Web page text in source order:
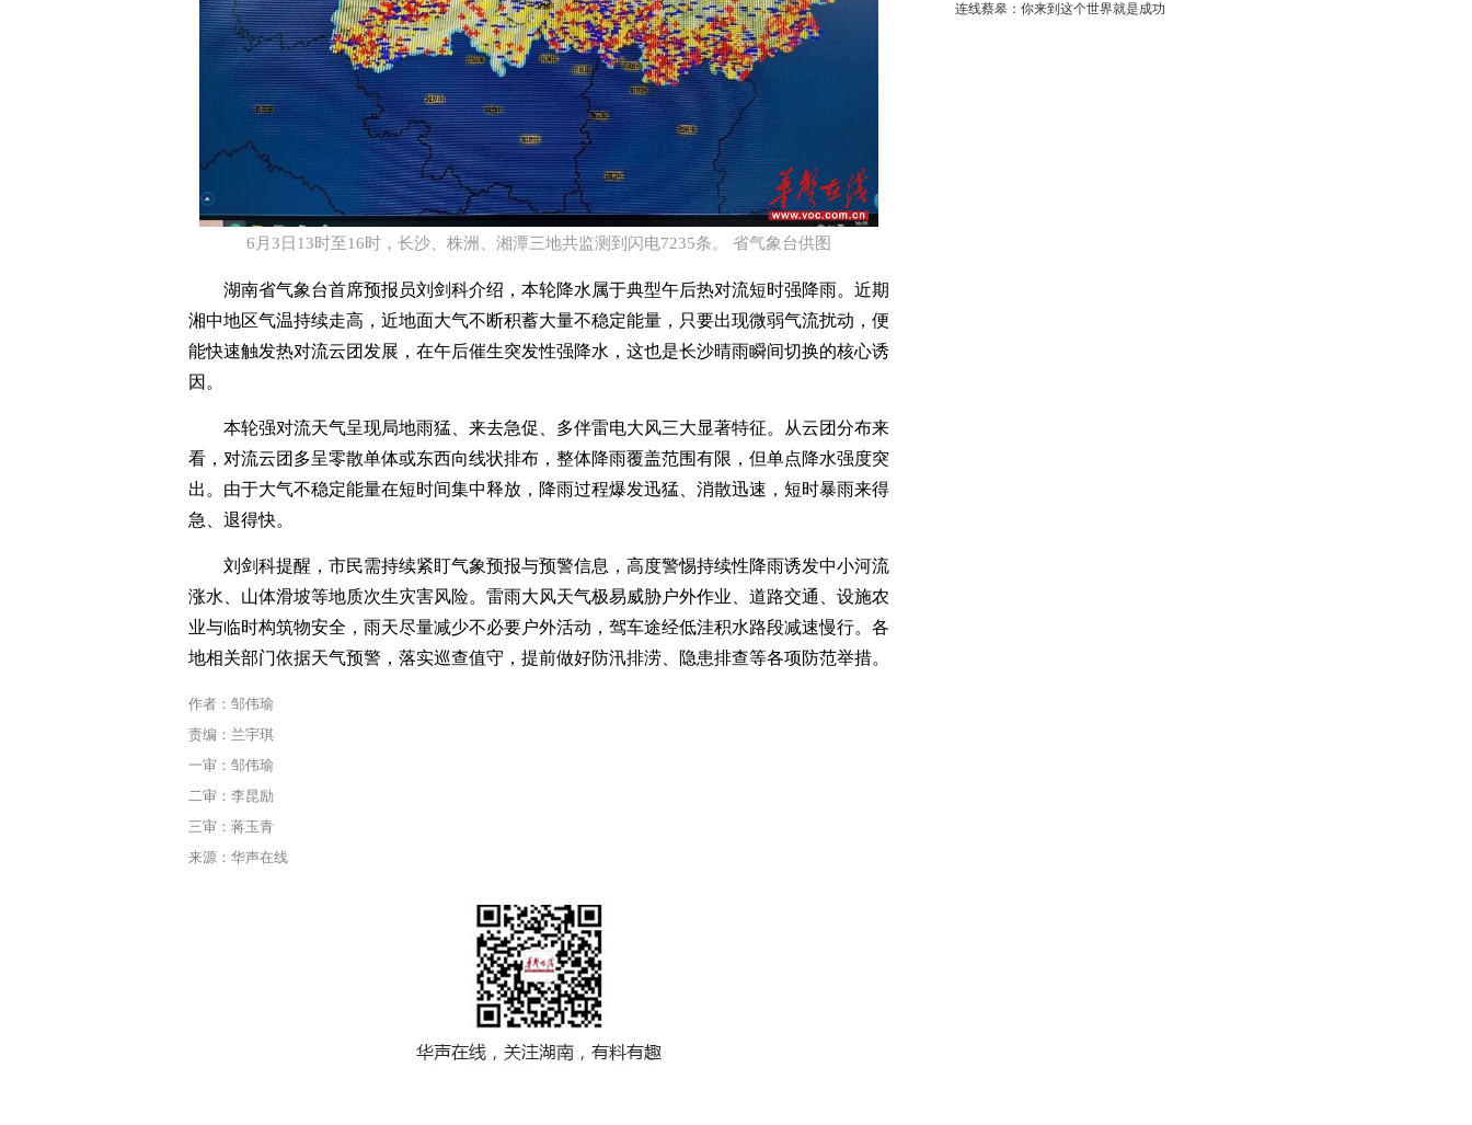
6月3日13时至16时，长沙、株洲、湘潭三地共监测到闪电7235条。 省气象台供图​
湖南省气象台首席预报员刘剑科介绍，本轮降水属于典型午后热对流短时强降雨。近期
湘中地区气温持续走高，近地面大气不断积蓄大量不稳定能量，只要出现微弱气流扰动，便
能快速触发热对流云团发展，在午后催生突发性强降水，这也是长沙晴雨瞬间切换的核心诱
因。
本轮强对流天气呈现局地雨猛、来去急促、多伴雷电大风三大显著特征。从云团分布来
看，对流云团多呈零散单体或东西向线状排布，整体降雨覆盖范围有限，但单点降水强度突
出。由于大气不稳定能量在短时间集中释放，降雨过程爆发迅猛、消散迅速，短时暴雨来得
急、退得快。
刘剑科提醒，市民需持续紧盯气象预报与预警信息，高度警惕持续性降雨诱发中小河流
涨水、山体滑坡等地质次生灾害风险。雷雨大风天气极易威胁户外作业、道路交通、设施农
业与临时构筑物安全，雨天尽量减少不必要户外活动，驾车途经低洼积水路段减速慢行。各
地相关部门依据天气预警，落实巡查值守，提前做好防汛排涝、隐患排查等各项防范举措。
作者：邹伟瑜
责编：兰宇琪
一审：邹伟瑜
二审：李昆励
三审：蒋玉青
来源：华声在线
连线蔡皋：你来到这个世界就是成功